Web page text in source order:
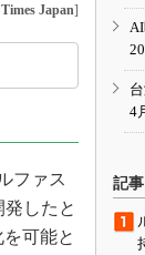
Japan]
ファス
したと
可能と
4
記